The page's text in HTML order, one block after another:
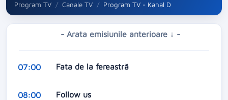
Program TV Canale TV Program TV - Kanal D
- Arata emisiunile anterioare ↓ -
07:00 Fata de la fereastră
08:00 Follow us